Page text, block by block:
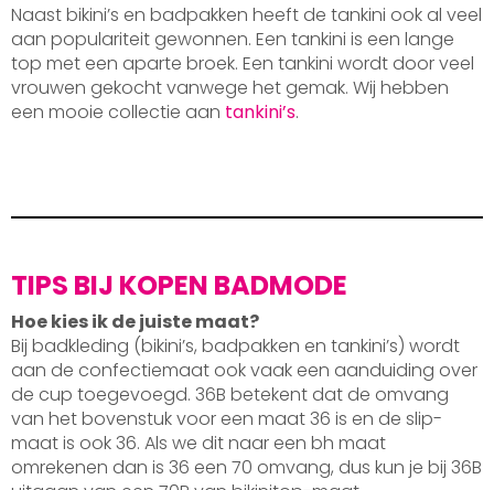
Naast bikini’s en badpakken heeft de tankini ook al veel
aan populariteit gewonnen. Een tankini is een lange
top met een aparte broek. Een tankini wordt door veel
vrouwen gekocht vanwege het gemak. Wij hebben
een mooie collectie aan tankini’s.
TIPS BIJ KOPEN BADMODE
Hoe kies ik de juiste maat?
Bij badkleding (bikini’s, badpakken en tankini’s) wordt
aan de confectiemaat ook vaak een aanduiding over
de cup toegevoegd. 36B betekent dat de omvang
van het bovenstuk voor een maat 36 is en de slip-
maat is ook 36. Als we dit naar een bh maat
omrekenen dan is 36 een 70 omvang, dus kun je bij 36B